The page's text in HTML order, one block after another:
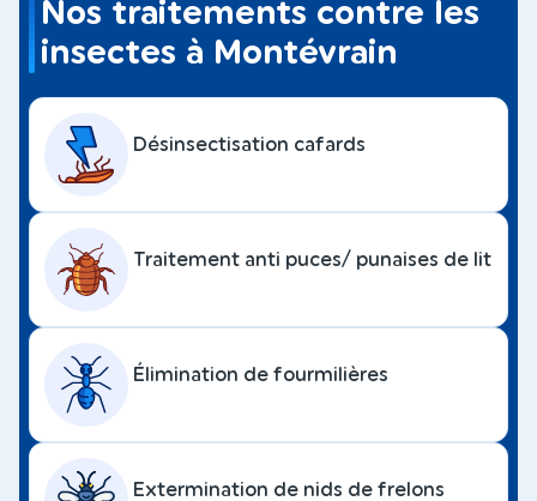
Nos traitements contre les
insectes à Montévrain
Désinsectisation cafards
Traitement anti puces/ punaises de lit
Élimination de fourmilières
Extermination de nids de frelons